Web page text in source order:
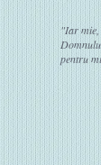
"Iar mie,
pentru